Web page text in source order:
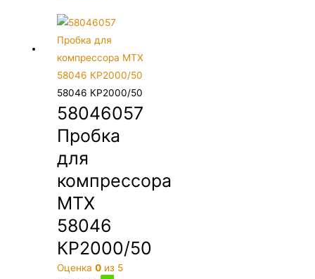
58046 КР2000/50
58046057
Пробка
для
компрессора
MTX
58046
КР2000/50
Оценка0 из 5